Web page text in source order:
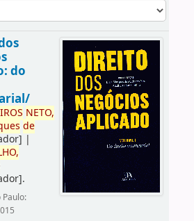
do
IROS NETO,
de
|
.
Paulo: